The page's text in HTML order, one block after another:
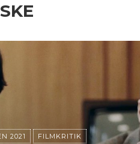
2021 FILMKRITIK